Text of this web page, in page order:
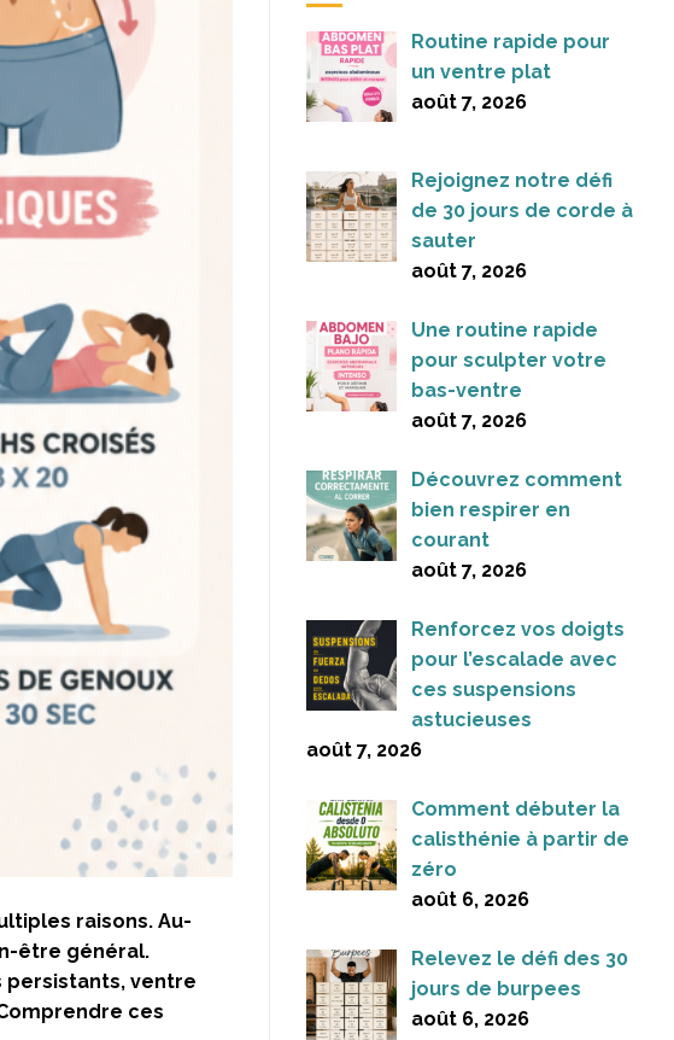
raisons. Au-
être général.
persistants, ventre
ces
Routine rapide pour
un ventre plat
août 7, 2026
Rejoignez notre défi
de 30 jours de corde à
sauter
août 7, 2026
Une routine rapide
pour sculpter votre
bas-ventre
août 7, 2026
Découvrez comment
bien respirer en
courant
août 7, 2026
Renforcez vos doigts
pour l’escalade avec
ces suspensions
astucieuses
août 7, 2026
Comment débuter la
calisthénie à partir de
zéro
août 6, 2026
Relevez le défi des 30
jours de burpees
août 6, 2026